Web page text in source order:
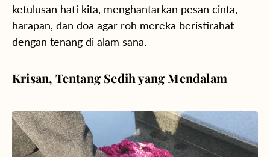
ketulusan hati kita, menghantarkan pesan cinta,
harapan, dan doa agar roh mereka beristirahat
dengan tenang di alam sana.
Krisan, Tentang Sedih yang Mendalam